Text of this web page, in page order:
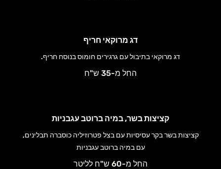
דג מרוקאי חריף
דג מרוקאי בתיבול עם גרגירים חומוס בנוסח חריף.
החל מ-35 ש"ח
קציצות בשר, במיה ברוטב עגבניות
קציצות בשר בקר עסיסיות עם בצל פטרוזיליה כוסברה תבלינים,
עם במיה ברוטב עגבניות
החל מ-60 ש"ח לליטר